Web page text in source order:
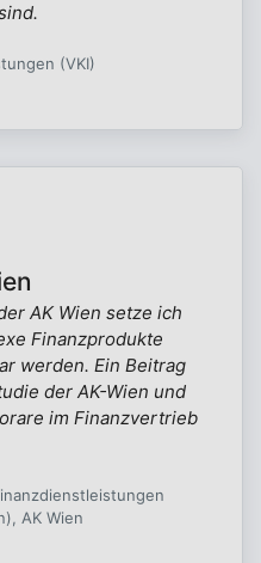
(VKI)
AK Wien setze ich
Finanzprodukte
werden. Ein Beitrag
der AK-Wien und
im Finanzvertrieb
AK Wien